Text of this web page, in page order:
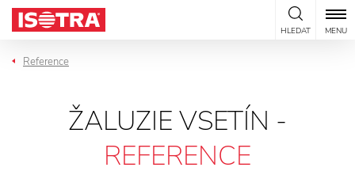
Přeskočit na obsah
HLEDAT MENU
Reference
ŽALUZIE VSETÍN -
REFERENCE